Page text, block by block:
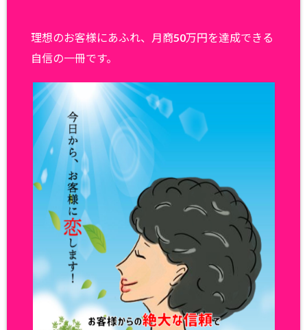
理想のお客様にあふれ、月商50万円を達成できる
自信の一冊です。